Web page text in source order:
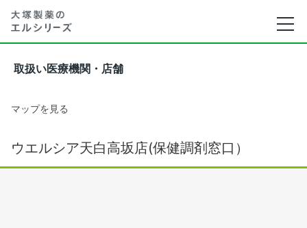
取扱い医療機関・店舗
マップを見る
ウエルシア天白高坂店(保健調剤窓口）